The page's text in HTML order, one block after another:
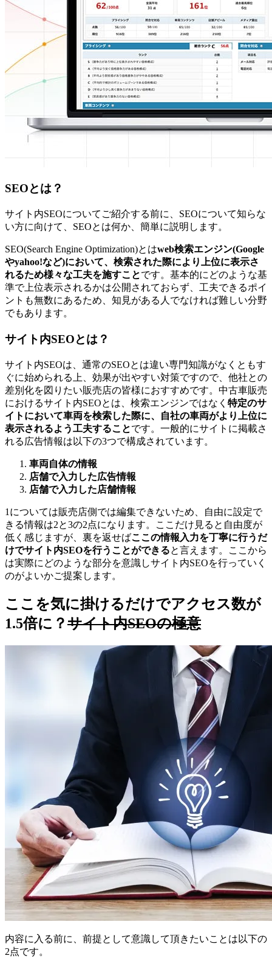
SEOとは？
サイト内SEOについてご紹介する前に、SEOについて知らな
い方に向けて、SEOとは何か、簡単に説明します。
SEO(Search Engine Optimization)とはweb検索エンジン(Google
やyahoo!など)において、検索された際により上位に表示さ
れるため様々な工夫を施すことです。基本的にどのような基
準で上位表示されるかは公開されておらず、工夫できるポイ
ントも無数にあるため、知見がある人でなければ難しい分野
でもあります。
サイト内SEOとは？
サイト内SEOは、通常のSEOとは違い専門知識がなくともす
ぐに始められる上、効果が出やすい対策ですので、他社との
差別化を図りたい販売店の皆様におすすめです。中古車販売
におけるサイト内SEOとは、検索エンジンではなく 特定のサ
イトにおいて車両を検索した際に、自社の車両がより上位に
表示されるよう工夫することです。一般的にサイトに掲載さ
れる広告情報は以下の3つで構成されています。
車両自体の情報
店舗で入力した広告情報
店舗で入力した店舗情報
1については販売店側では編集できないため、自由に設定で
きる情報は2と3の2点になります。ここだけ見ると自由度が
低く感じますが、裏を返せばここの情報入力を丁寧に行うだ
けでサイト内SEOを行うことができると言えます。ここから
は実際にどのような部分を意識しサイト内SEOを行っていく
のがよいかご提案します。
ここを気に掛けるだけでアクセス数が
1.5倍に？サイト内SEOの極意
内容に入る前に、前提として意識して頂きたいことは以下の
2点です。